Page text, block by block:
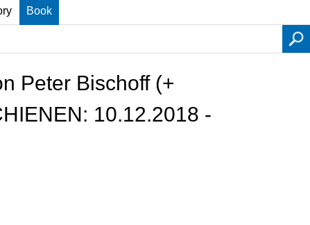
Book
Peter Bischoff (+
10.12.2018 -